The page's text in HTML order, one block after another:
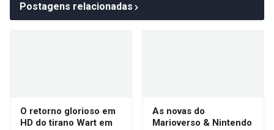
Postagens relacionadas
O retorno glorioso em
HD do tirano Wart em
As novas do
Marioverso & Nintendo